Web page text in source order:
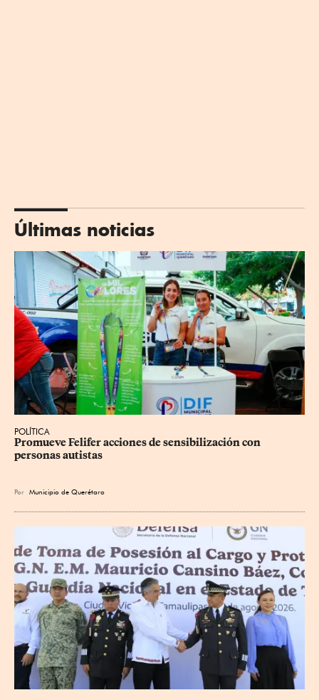
Últimas noticias
POLÍTICA
Promueve Felifer acciones de sensibilización con
personas autistas
Por Municipio de Querétaro